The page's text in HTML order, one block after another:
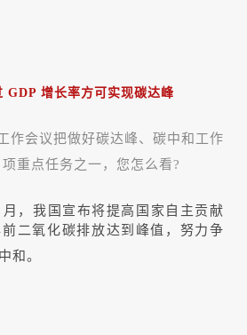
GDP 增长率方可实现碳达峰
作会议把做好碳达峰、碳中和工作
重点任务之一，您怎么看?
，我国宣布将提高国家自主贡献
二氧化碳排放达到峰值，努力争
和。